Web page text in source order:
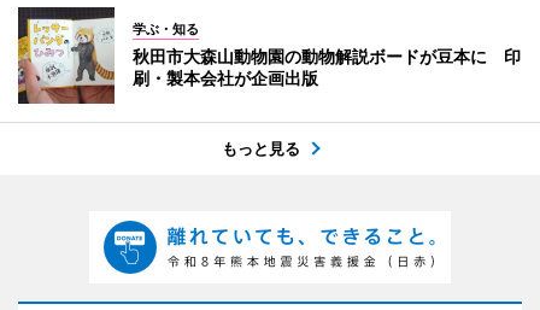
学ぶ・知る
秋田市大森山動物園の動物解説ボードが豆本に 印
刷・製本会社が企画出版
もっと見る